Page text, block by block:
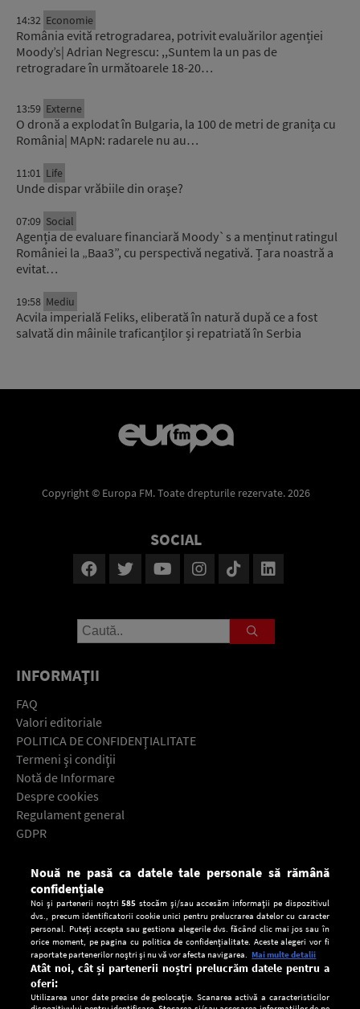
14:32 Economie
România evită retrogradarea, potrivit evaluărilor agenției
Moody’s| Adrian Negrescu: ,,Suntem la un pas de
retrogradare în următoarele 18-20…
13:59 Externe
O dronă a explodat în Bulgaria, la 100 de metri de granița cu
România| MApN: radarele nu au…
11:01 Life
Unde dispar vrăbiile din orașe?
07:09 Social
Agenția de evaluare financiară Moody`s a menținut ratingul
României la „Baa3”, cu perspectivă negativă. Țara noastră a
evitat…
19:58 Mediu
Acvila imperială Feliks, eliberată în natură după ce a fost
salvată din mâinile traficanților și repatriată în Serbia
Copyright © Europa FM. Toate drepturile rezervate. 2026
SOCIAL
INFORMAŢII
FAQ
Valori editoriale
POLITICA DE CONFIDENŢIALITATE
Termeni şi condiţii
Notă de Informare
Despre cookies
Regulament general
GDPR
Descarcă gratuit aplicaţia Europa FM pentru smartphone:
Nouă ne pasă ca datele tale personale să rămână
confidențiale
Noi și partenerii noștri585 stocăm și/sau accesăm informații pe dispozitivul
dvs., precum identificatorii cookie unici pentru prelucrarea datelor cu caracter
personal. Puteți accepta sau gestiona alegerile dvs. făcând clic mai jos sau în
orice moment, pe pagina cu politica de confidențialitate. Aceste alegeri vor fi
raportate partenerilor noștri și nu vă vor afecta navigarea. Mai multe detalii
Atât noi, cât și partenerii noștri prelucrăm datele pentru a
oferi:
Utilizarea unor date precise de geolocație. Scanarea activă a caracteristicilor